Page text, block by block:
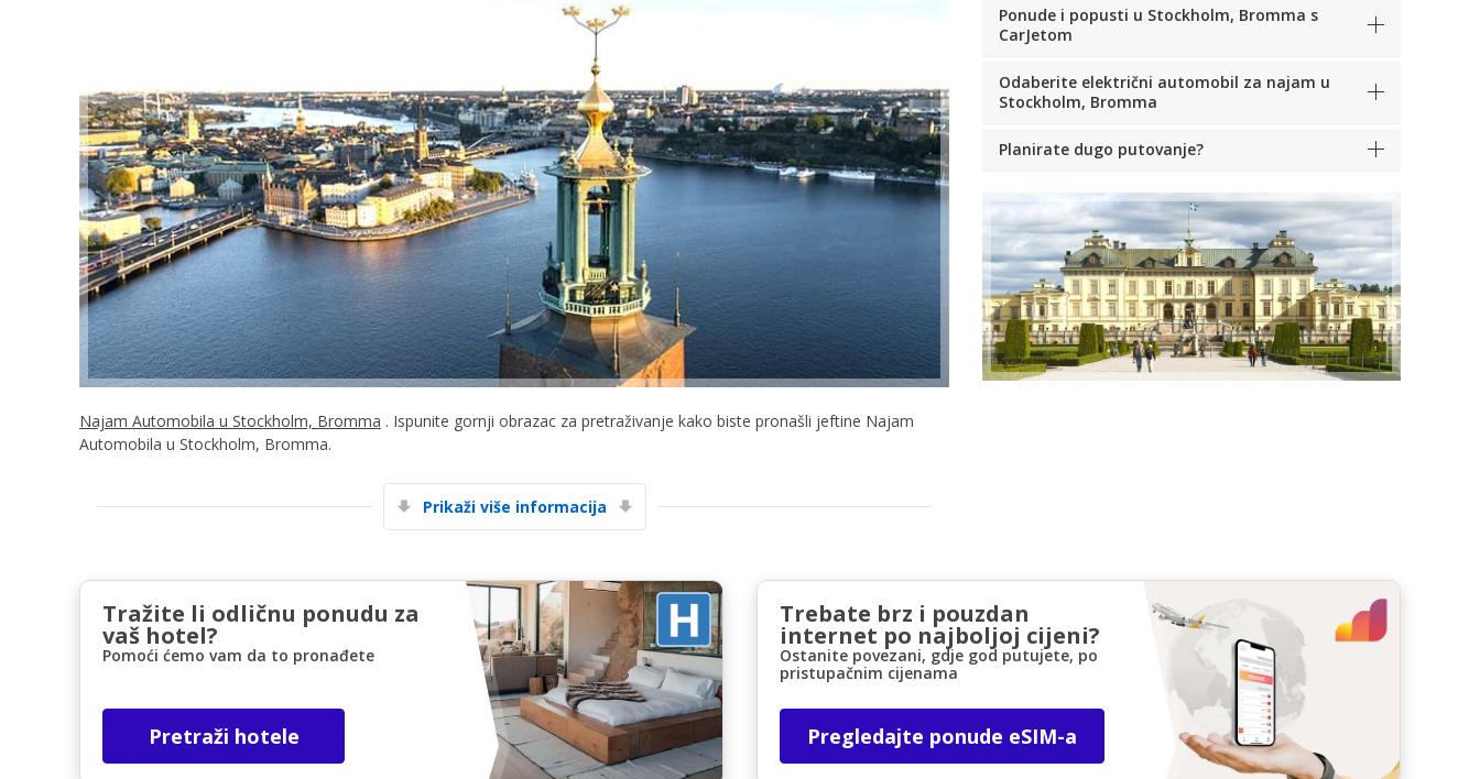
Najam Automobila u Stockholm, Bromma . Ispunite gornji obrazac za pretraživanje kako biste pronašli jeftine Najam
Automobila u Stockholm, Bromma.
Prikaži više informacija
Ponude i popusti u Stockholm, Bromma s
CarJetom
Odaberite električni automobil za najam u
Stockholm, Bromma
Planirate dugo putovanje?
Tražite li odličnu ponudu za
vaš hotel?
Pomoći ćemo vam da to pronađete
Pretraži hotele
Trebate brz i pouzdan
internet po najboljoj cijeni?
Ostanite povezani, gdje god putujete, po
pristupačnim cijenama
Pregledajte ponude eSIM-a
Posebni popusti
Pristupite ekskluzivnim ponudama naših
dobavljača
Prijava putem eLinka